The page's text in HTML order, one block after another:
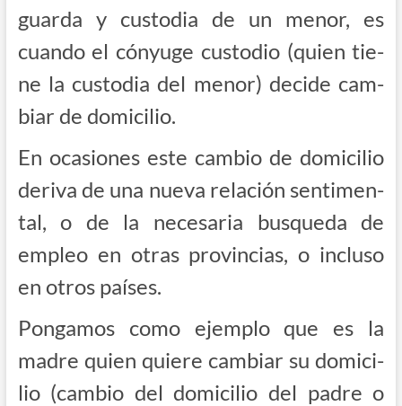
guar­da y cus­to­dia de un menor, es
cuan­do el cón­yu­ge cus­to­dio (quien tie­
ne la cus­to­dia del menor) deci­de cam­
biar de domicilio.
En oca­sio­nes este cam­bio de domi­ci­lio
deri­va de una nue­va rela­ción sen­ti­men­
tal, o de la nece­sa­ria bus­que­da de
empleo en otras pro­vin­cias, o inclu­so
en otros países.
Pon­ga­mos como ejem­plo que es la
madre quien quie­re cam­biar su domi­ci­
lio (cam­bio del domi­ci­lio del padre o